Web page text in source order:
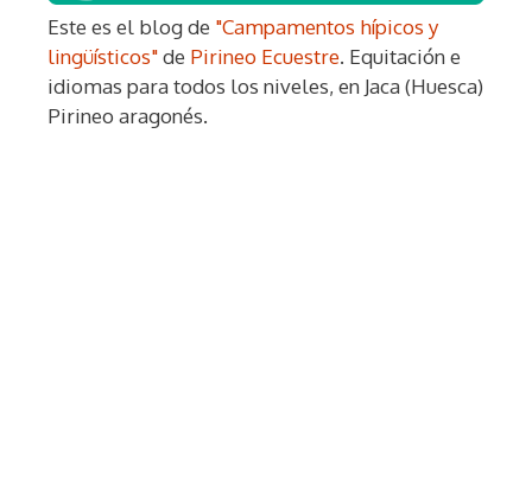
Este es el blog de "Campamentos hípicos y
lingüísticos"de Pirineo Ecuestre. Equitación e
idiomas para todos los niveles, en Jaca (Huesca)
Pirineo aragonés.